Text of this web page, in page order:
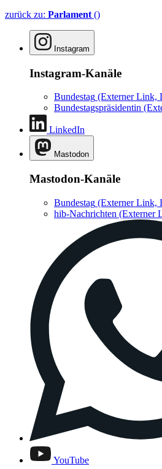
zurück zu: Parlament ()
Instagram
Instagram-Kanäle
Bundestag (Externer Link,
Bundestagspräsidentin
LinkedIn
Mastodon
Mastodon-Kanäle
Bundestag (Externer Link,
hib-Nachrichten (Externer
YouTube